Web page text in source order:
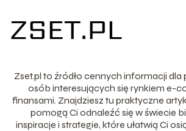
Zset.pl to źródło cennych informacji dla
osób interesujących się rynkiem e-
finansami. Znajdziesz tu praktyczne
pomogą Ci odnaleźć się w świecie
inspiracje i strategie, które ułatwią Ci